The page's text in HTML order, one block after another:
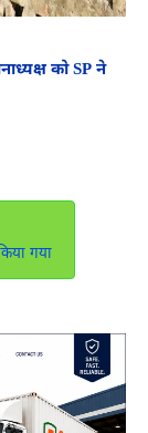
को SP ने
गया